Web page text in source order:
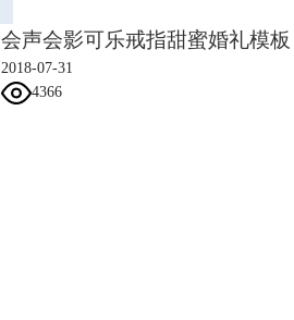
会声会影可乐戒指甜蜜婚礼模板
2018-07-31
4366